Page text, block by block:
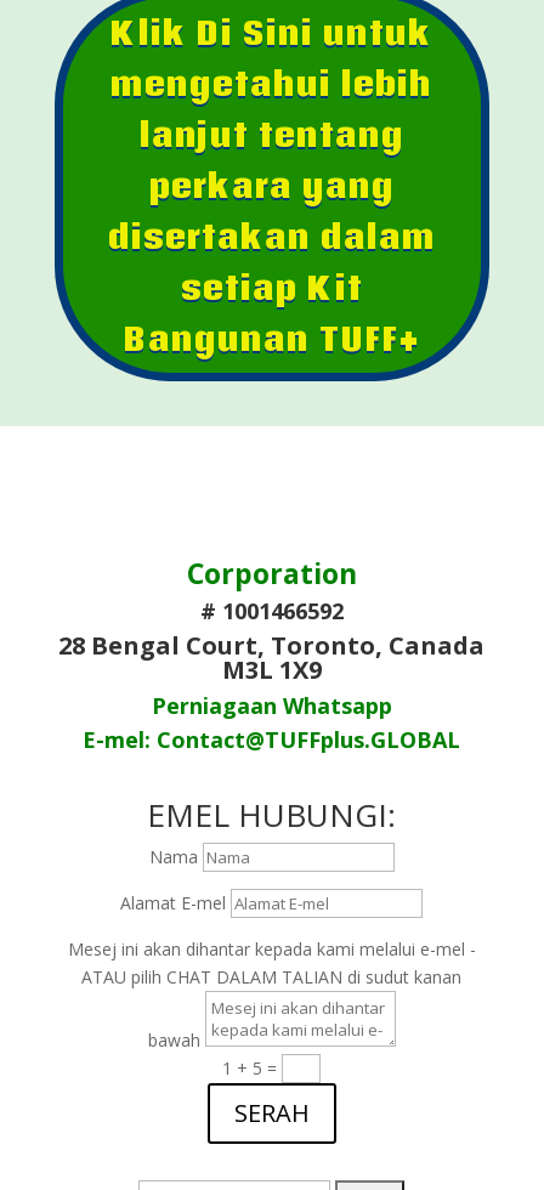
Klik Di Sini untuk
mengetahui lebih
lanjut tentang
perkara yang
disertakan dalam
setiap Kit
Bangunan TUFF+
Corporation
# 1001466592
28 Bengal Court, Toronto, Canada
M3L 1X9
Perniagaan Whatsapp
E-mel: Contact@TUFFplus.GLOBAL
EMEL HUBUNGI:
Nama
Alamat E-mel
Mesej ini akan dihantar kepada kami melalui e-mel -
ATAU pilih CHAT DALAM TALIAN di sudut kanan
bawah
1 + 5 =
SERAH